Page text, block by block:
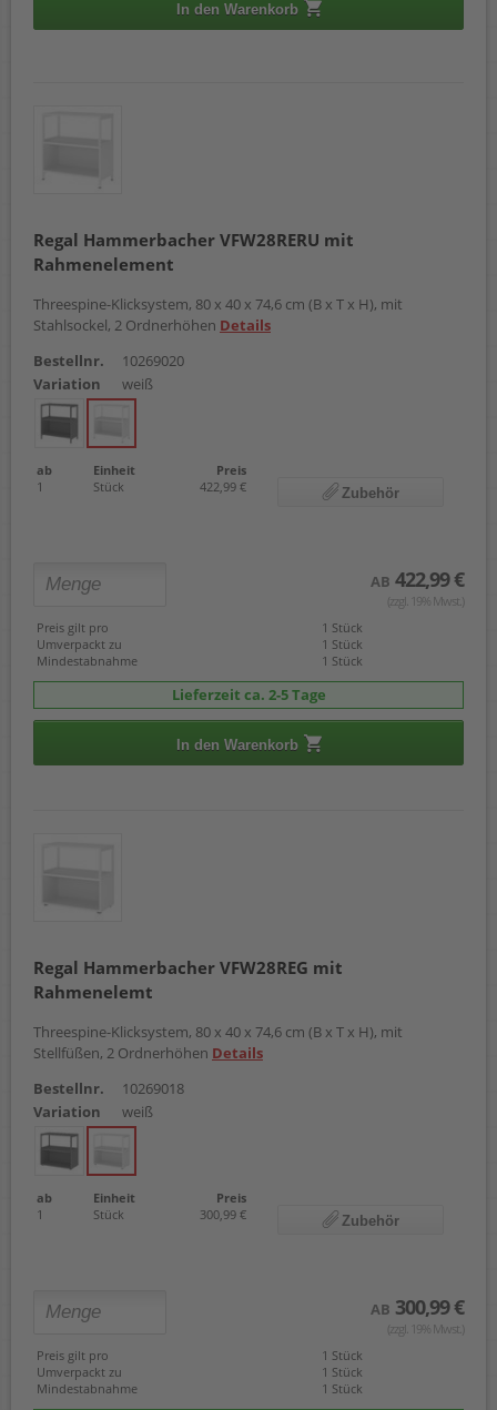
In den Warenkorb
Regal Hammerbacher VFW28RERU mit
Rahmenelement
Threespine-Klicksystem, 80 x 40 x 74,6 cm (B x T x H), mit
Stahlsockel, 2 Ordnerhöhen Details
Bestellnr.
10269020
Variation
weiß
ab Einheit
Preis
1
Stück 422,99 € Zubehör
AB 422,99 €
(zzgl. 19% Mwst.)
Preis gilt pro
1 Stück
Umverpackt zu
1 Stück
Mindestabnahme
1 Stück
Lieferzeit ca. 2-5 Tage
In den Warenkorb
Regal Hammerbacher VFW28REG mit
Rahmenelemt
Threespine-Klicksystem, 80 x 40 x 74,6 cm (B x T x H), mit
Stellfüßen, 2 Ordnerhöhen Details
Bestellnr.
10269018
Variation
weiß
ab Einheit
Preis
1
Stück 300,99 € Zubehör
AB 300,99 €
(zzgl. 19% Mwst.)
Preis gilt pro
1 Stück
Umverpackt zu
1 Stück
Mindestabnahme
1 Stück